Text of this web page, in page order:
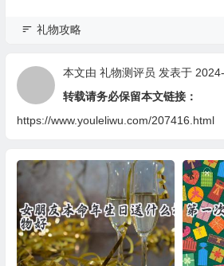
礼物攻略
本文由 礼物测评员 发表于
转载请务必保留本文链接：
https://www.youleliwu.com/207416.html